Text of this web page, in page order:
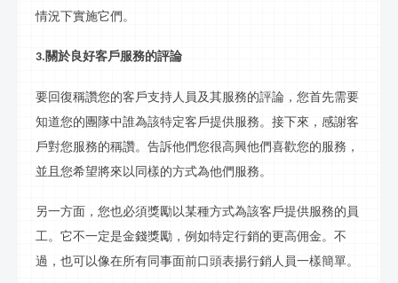
情況下實施它們。
3. 關於良好客戶服務的評論
要回復稱讚您的客戶支持人員及其服務的評論，您首先需要
知道您的團隊中誰為該特定客戶提供服務。接下來，感謝客
戶對您服務的稱讚。告訴他們您很高興他們喜歡您的服務，
並且您希望將來以同樣的方式為他們服務。
另一方面，您也必須獎勵以某種方式為該客戶提供服務的員
工。它不一定是金錢獎勵，例如特定行銷的更高佣金。不
過，也可以像在所有同事面前口頭表揚行銷 人員一樣簡單。